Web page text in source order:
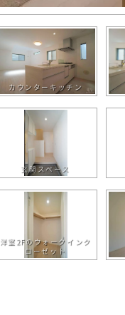
カウンターキッチン
玄関スペース
洋室2Fのウォークインク
ローゼット